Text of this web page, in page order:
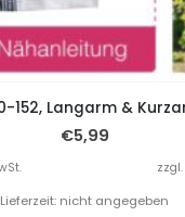
€5,99
zzgl.
Lieferzeit: nicht angegeben